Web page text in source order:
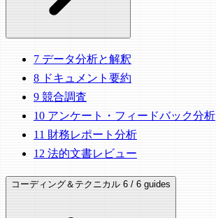
7 データ分析と解釈
8 ドキュメント要約
9 競合調査
10 アンケート・フィードバック分析
11 財務レポート分析
12 法的文書レビュー
コーディング＆テクニカル 6 / 6 guides